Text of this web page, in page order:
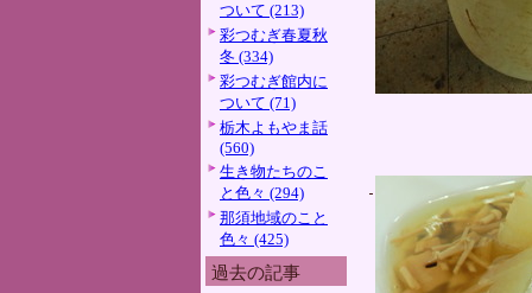
ついて (213)
彩つむぎ春夏秋
冬 (334)
彩つむぎ館内に
ついて (71)
栃木よもやま話
(560)
生き物たちのこ
と色々 (294)
那須地域のこと
色々 (425)
過去の記事